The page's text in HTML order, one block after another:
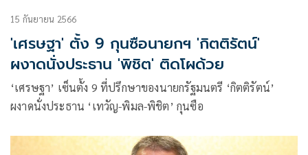
15 กันยายน 2566
'เศรษฐา' ตั้ง 9 กุนซือนายกฯ 'กิตติรัตน์'
ผงาดนั่งประธาน 'พิชิต' ติดโผด้วย
‘เศรษฐา’ เซ็นตั้ง 9 ที่ปรึกษาของนายกรัฐมนตรี ‘กิตติรัตน์’
ผงาดนั่งประธาน ‘เทวัญ-พิมล-พิชิต’ กุนซือ